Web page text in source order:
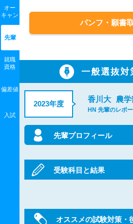
パンフ・願書
オー
キャン
先輩
就職
資格
偏差値
入試
一般選抜対
2023年度
香川大 農
HN 先輩のレポ
先輩プロフィール
受験科目と結果
オススメの試験対策・